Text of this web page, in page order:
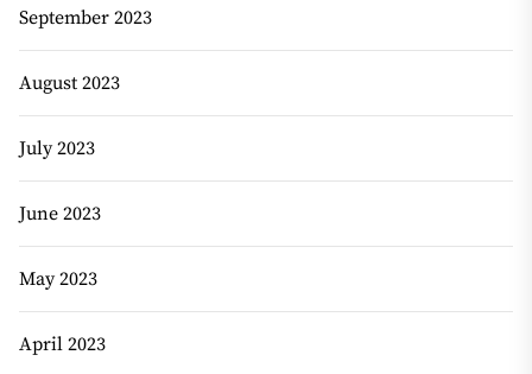
September 2023
August 2023
July 2023
June 2023
May 2023
April 2023